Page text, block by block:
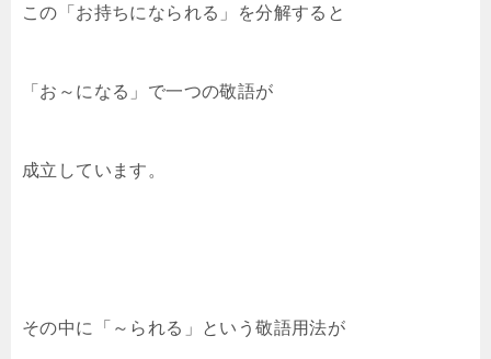
この「お持ちになられる」を分解すると
「お～になる」で一つの敬語が
成立しています。
その中に「～られる」という敬語用法が